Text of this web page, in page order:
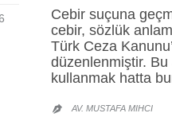
Cebir suçuna
cebir, sözlük
Türk Ceza
düzenlenmiştir.
kullanmak hatta
 AV. MUSTAFA MIHCI